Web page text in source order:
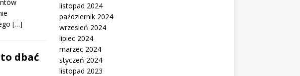
[…]
dbać
listopad 2024
październik 2024
wrzesień 2024
lipiec 2024
marzec 2024
styczeń 2024
listopad 2023